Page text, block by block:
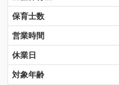
保育士数
営業時間
休業日
対象年齢